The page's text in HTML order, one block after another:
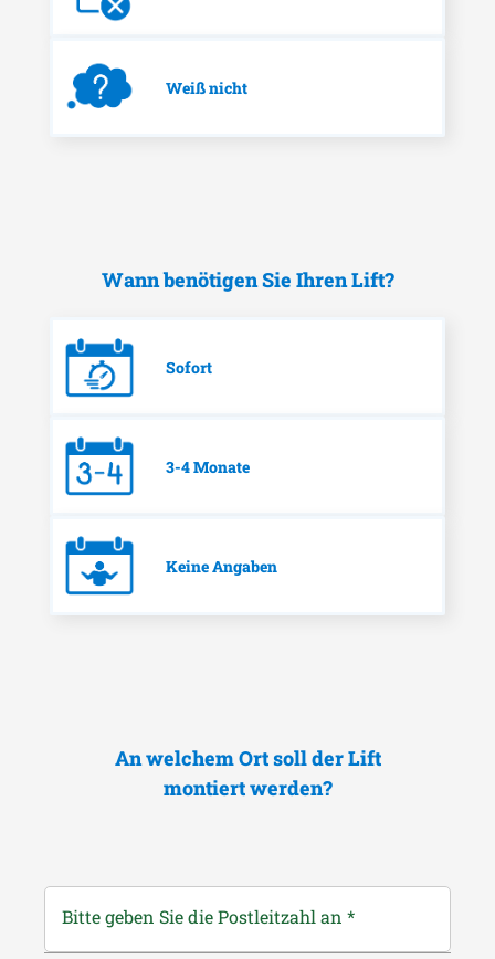
Weiß nicht
Wann benötigen Sie Ihren Lift?
Sofort
3-4 Monate
Keine Angaben
An welchem Ort soll der Lift
montiert werden?
Bitte geben Sie die Postleitzahl an *